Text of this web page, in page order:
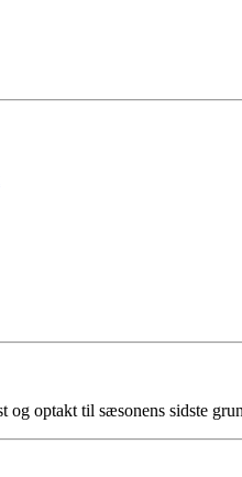
og optakt til sæsonens sidste